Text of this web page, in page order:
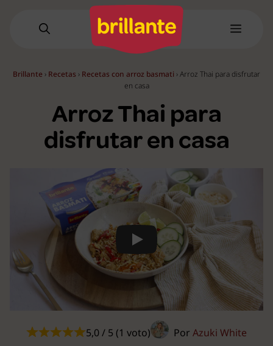
Menú
Brillante › Recetas › Recetas con arroz basmati ›Arroz Thai para disfrutar
en casa
Arroz Thai para
disfrutar en casa
Play
5,0 / 5 (1 voto) Por Azuki White